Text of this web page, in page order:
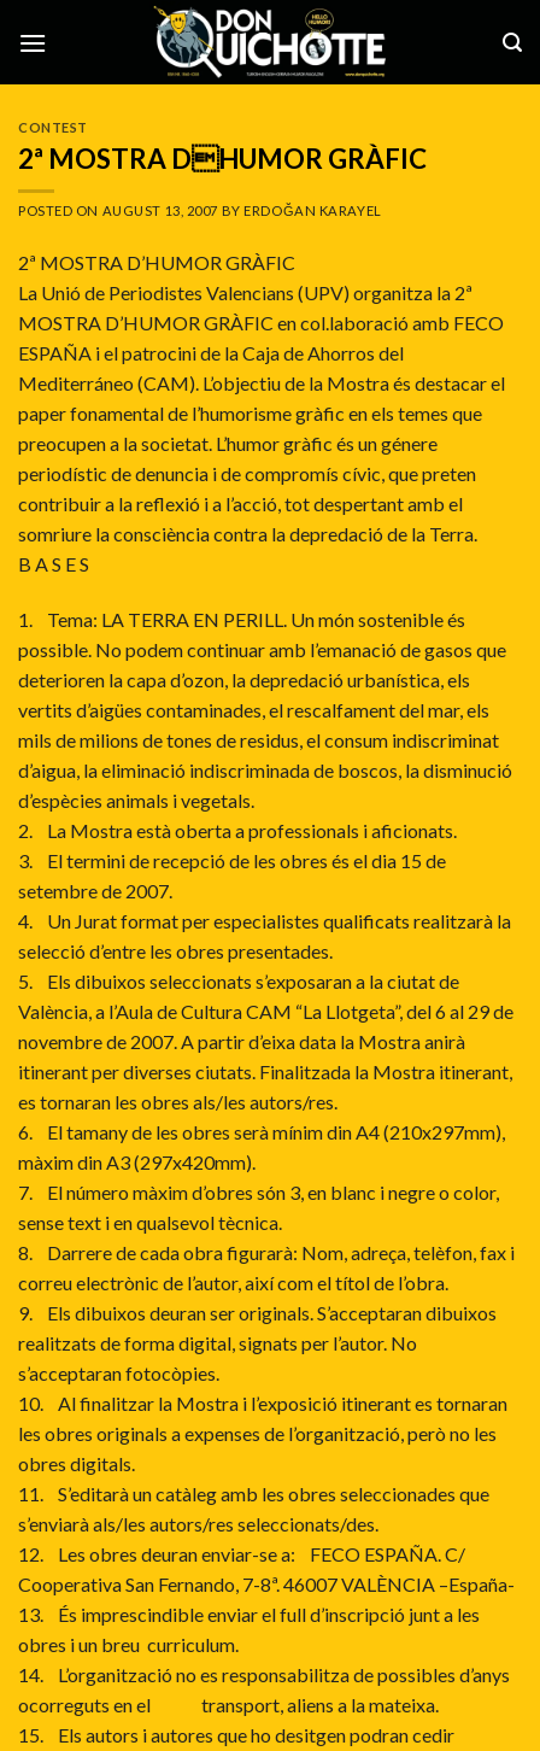
CONTEST
2ª MOSTRA DHUMOR GRÀFIC
POSTED ON AUGUST 13, 2007 BYERDOĞAN KARAYEL
2ª MOSTRA D’HUMOR GRÀFIC
La Unió de Periodistes Valencians (UPV) organitza la 2ª
MOSTRA D’HUMOR GRÀFIC en col.laboració amb FECO
ESPAÑA i el patrocini de la Caja de Ahorros del
Mediterráneo (CAM). L’objectiu de la Mostra és destacar el
paper fonamental de l’humorisme gràfic en els temes que
preocupen a la societat. L’humor gràfic és un génere
periodístic de denuncia i de compromís cívic, que preten
contribuir a la reflexió i a l’acció, tot despertant amb el
somriure la consciència contra la depredació de la Terra.
B A S E S
1. Tema: LA TERRA EN PERILL. Un món sostenible és
possible. No podem continuar amb l’emanació de gasos que
deterioren la capa d’ozon, la depredació urbanística, els
vertits d’aigües contaminades, el rescalfament del mar, els
mils de milions de tones de residus, el consum indiscriminat
d’aigua, la eliminació indiscriminada de boscos, la disminució
d’espècies animals i vegetals.
2. La Mostra està oberta a professionals i aficionats.
3. El termini de recepció de les obres és el dia 15 de
setembre de 2007.
4. Un Jurat format per especialistes qualificats realitzarà la
selecció d’entre les obres presentades.
5. Els dibuixos seleccionats s’exposaran a la ciutat de
València, a l’Aula de Cultura CAM “La Llotgeta”, del 6 al 29 de
novembre de 2007. A partir d’eixa data la Mostra anirà
itinerant per diverses ciutats. Finalitzada la Mostra itinerant,
es tornaran les obres als/les autors/res.
6. El tamany de les obres serà mínim din A4 (210x297mm),
màxim din A3 (297x420mm).
7. El número màxim d’obres són 3, en blanc i negre o color,
sense text i en qualsevol tècnica.
8. Darrere de cada obra figurarà: Nom, adreça, telèfon, fax i
correu electrònic de l’autor, així com el títol de l’obra.
9. Els dibuixos deuran ser originals. S’acceptaran dibuixos
realitzats de forma digital, signats per l’autor. No
s’acceptaran fotocòpies.
10. Al finalitzar la Mostra i l’exposició itinerant es tornaran
les obres originals a expenses de l’organització, però no les
obres digitals.
11. S’editarà un catàleg amb les obres seleccionades que
s’enviarà als/les autors/res seleccionats/des.
12. Les obres deuran enviar-se a: FECO ESPAÑA. C/
Cooperativa San Fernando, 7-8ª. 46007 VALÈNCIA –España-
13. És imprescindible enviar el full d’inscripció junt a les
obres i un breu curriculum.
14. L’organització no es responsabilitza de possibles d’anys
ocorreguts en el transport, aliens a la mateixa.
15. Els autors i autores que ho desitgen podran cedir